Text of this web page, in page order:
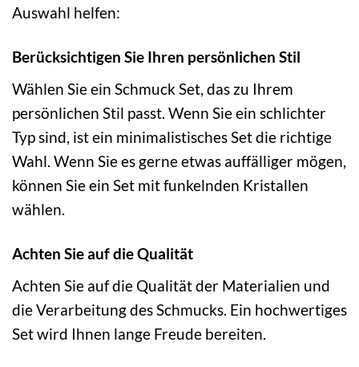
Auswahl helfen:
Berücksichtigen Sie Ihren persönlichen Stil
Wählen Sie ein Schmuck Set, das zu Ihrem
persönlichen Stil passt. Wenn Sie ein schlichter
Typ sind, ist ein minimalistisches Set die richtige
Wahl. Wenn Sie es gerne etwas auffälliger mögen,
können Sie ein Set mit funkelnden Kristallen
wählen.
Achten Sie auf die Qualität
Achten Sie auf die Qualität der Materialien und
die Verarbeitung des Schmucks. Ein hochwertiges
Set wird Ihnen lange Freude bereiten.